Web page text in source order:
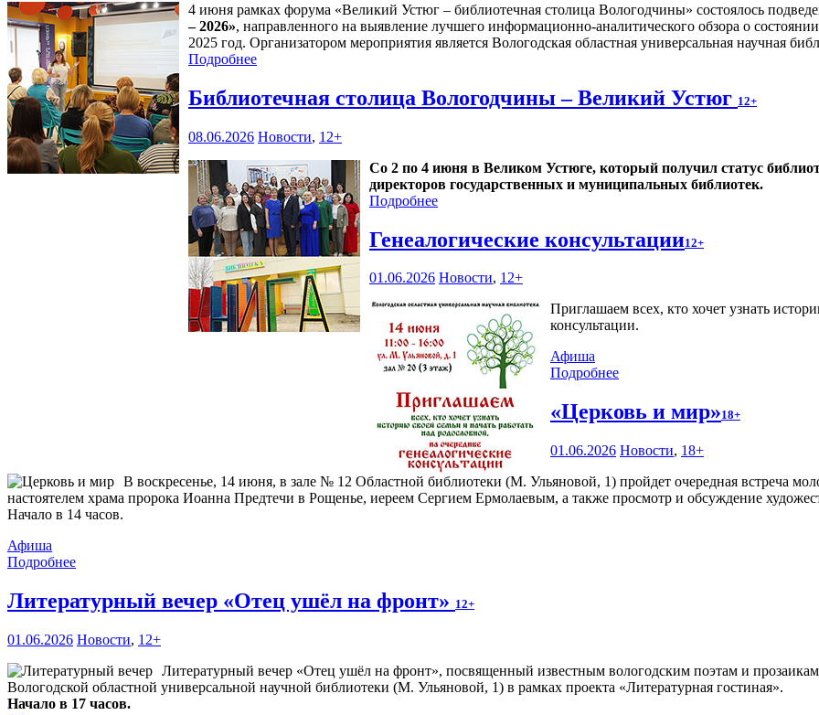
4 июня рамках форума «Великий Устюг – библиотечная столица Вологодчины» состоялось
– 2026», направленного на выявление лучшего информационно-аналитического обзора о
2025 год. Организатором мероприятия является Вологодская областная универсальная научная
Подробнее
Библиотечная столица Вологодчины – Великий Устюг 12+
08.06.2026 Новости, 12+
Со 2 по 4 июня в Великом Устюге, который получил статус
директоров государственных и муниципальных библиотек.
Подробнее
Генеалогические консультации12+
01.06.2026 Новости, 12+
Приглашаем всех, кто хочет узнать
консультации.
Афиша
Подробнее
«Церковь и мир»18+
01.06.2026 Новости, 18+
В воскресенье, 14 июня, в зале № 12 Областной библиотеки (М. Ульяновой, 1) пройдет очередная встреча
настоятелем храма пророка Иоанна Предтечи в Рощенье, иереем Сергием Ермолаевым, а также просмотр и обсуждение
Начало в 14 часов.
Афиша
Подробнее
Литературный вечер «Отец ушёл на фронт» 12+
01.06.2026 Новости, 12+
Литературный вечер «Отец ушёл на фронт», посвященный известным вологодским поэтам и
Вологодской областной универсальной научной библиотеки (М. Ульяновой, 1) в рамках проекта «Литературная гостиная».
Начало в 17 часов.